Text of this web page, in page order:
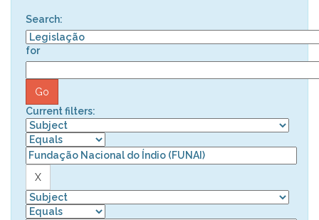
Search:
for
Current filters: